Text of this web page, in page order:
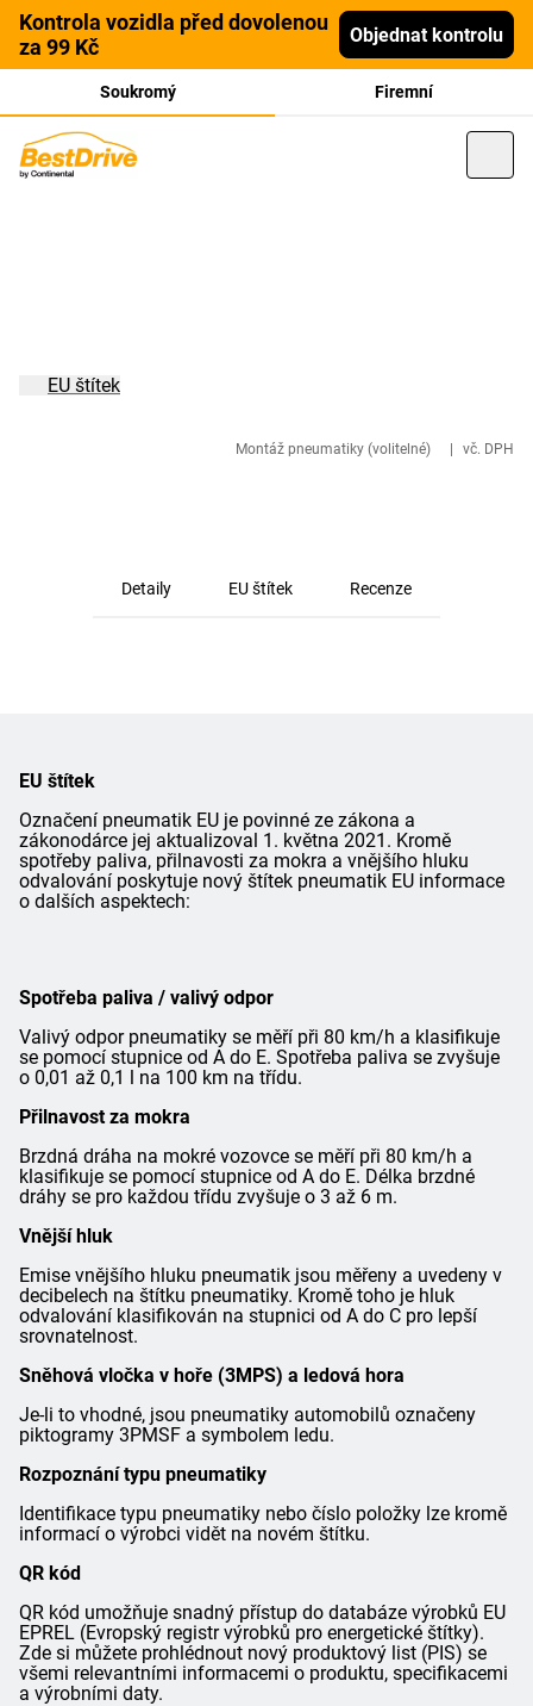
Kontrola vozidla před dovolenou
za 99 Kč
Objednat kontrolu
Soukromý Firemní
Montáž pneumatiky (volitelné) vč. DPH
EU štítek
Detaily EU štítek Recenze
EU štítek
Označení pneumatik EU je povinné ze zákona a
zákonodárce jej aktualizoval 1. května 2021. Kromě
spotřeby paliva, přilnavosti za mokra a vnějšího hluku
odvalování poskytuje nový štítek pneumatik EU informace
o dalších aspektech:
Spotřeba paliva / valivý odpor
Valivý odpor pneumatiky se měří při 80 km/h a klasifikuje
se pomocí stupnice od A do E. Spotřeba paliva se zvyšuje
o 0,01 až 0,1 l na 100 km na třídu.
Přilnavost za mokra
Brzdná dráha na mokré vozovce se měří při 80 km/h a
klasifikuje se pomocí stupnice od A do E. Délka brzdné
dráhy se pro každou třídu zvyšuje o 3 až 6 m.
Vnější hluk
Emise vnějšího hluku pneumatik jsou měřeny a uvedeny v
decibelech na štítku pneumatiky. Kromě toho je hluk
odvalování klasifikován na stupnici od A do C pro lepší
srovnatelnost.
Sněhová vločka v hoře (3MPS) a ledová hora
Je-li to vhodné, jsou pneumatiky automobilů označeny
piktogramy 3PMSF a symbolem ledu.
Rozpoznání typu pneumatiky
Identifikace typu pneumatiky nebo číslo položky lze kromě
informací o výrobci vidět na novém štítku.
QR kód
QR kód umožňuje snadný přístup do databáze výrobků EU
EPREL (Evropský registr výrobků pro energetické štítky).
Zde si můžete prohlédnout nový produktový list (PIS) se
všemi relevantními informacemi o produktu, specifikacemi
a výrobními daty.